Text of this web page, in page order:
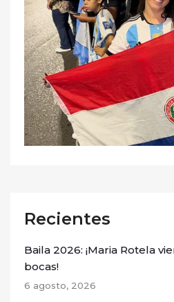
Recientes
Baila 2026: ¡Maria Rotela
bocas!
6 agosto, 2026